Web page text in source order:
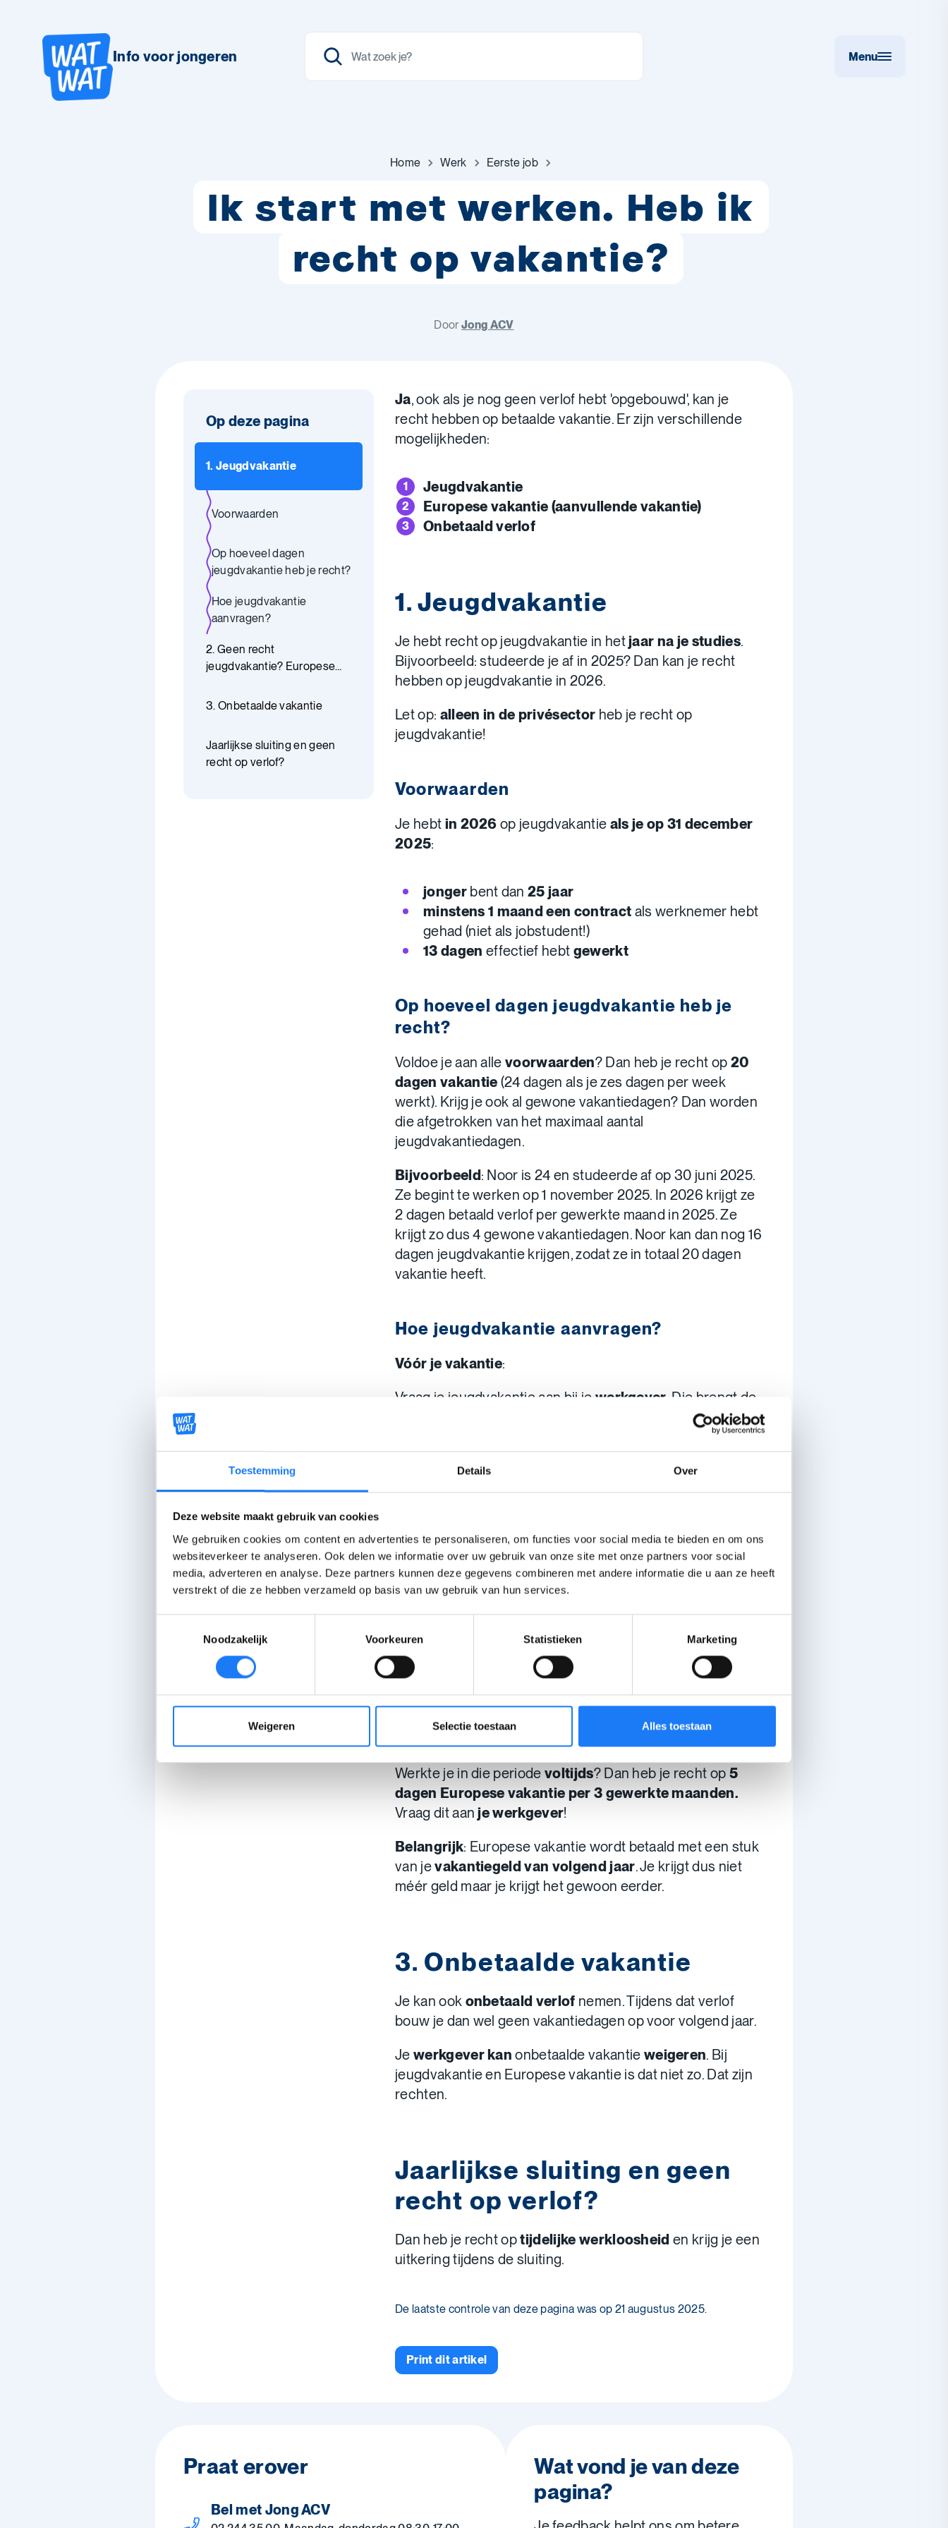
Toestemming Details Over
Deze website maakt gebruik van cookies
We gebruiken cookies om content en advertenties te personaliseren, om functies voor social media te bieden en om ons
websiteverkeer te analyseren. Ook delen we informatie over uw gebruik van onze site met onze partners voor social
media, adverteren en analyse. Deze partners kunnen deze gegevens combineren met andere informatie die u aan ze heeft
verstrekt of die ze hebben verzameld op basis van uw gebruik van hun services.
Noodzakelijk
Voorkeuren Statistieken Marketing
Weigeren Selectie toestaan Alles toestaan
Info voor jongeren Menu
Home Werk Eerste job
Ik start met werken. Heb ik
recht op vakantie?
DoorJong ACV
Op deze pagina
1. Jeugdvakantie
Voorwaarden
Op hoeveel dagen
jeugdvakantie heb je recht?
Hoe jeugdvakantie
aanvragen?
2. Geen recht
jeugdvakantie? Europese
3. Onbetaalde vakantie
Jaarlijkse sluiting en geen
recht op verlof?
Ja, ook als je nog geen verlof hebt 'opgebouwd', kan je
recht hebben op betaalde vakantie. Er zijn verschillende
mogelijkheden:
Jeugdvakantie
Europese vakantie (aanvullende vakantie)
Onbetaald verlof
1. Jeugdvakantie
Je hebt recht op jeugdvakantie in hetjaar na je studies.
Bijvoorbeeld: studeerde je af in 2025? Dan kan je recht
hebben op jeugdvakantie in 2026.
Let op: alleen in de privésector heb je recht op
jeugdvakantie!
Voorwaarden
Je hebt in 2026op jeugdvakantie als je op 31 december
2025:
jongerbent dan25 jaar
minstens 1 maand een contract als werknemer hebt
gehad (niet als jobstudent!)
13 dagen effectief hebt gewerkt
Op hoeveel dagen jeugdvakantie heb je
recht?
Voldoe je aan allevoorwaarden? Dan heb je recht op 20
dagen vakantie (24 dagen als je zes dagen per week
werkt). Krijg je ook al gewone vakantiedagen? Dan worden
die afgetrokken van het maximaal aantal
jeugdvakantiedagen.
Bijvoorbeeld: Noor is 24 en studeerde af op 30 juni 2025.
Ze begint te werken op 1 november 2025. In 2026 krijgt ze
2 dagen betaald verlof per gewerkte maand in 2025. Ze
krijgt zo dus 4 gewone vakantiedagen. Noor kan dan nog 16
dagen jeugdvakantie krijgen, zodat ze in totaal 20 dagen
vakantie heeft.
Hoe jeugdvakantie aanvragen?
Vóór je vakantie:
Vraag je jeugdvakantie aan bij je werkgever . Die brengt de
Na je vakantie:
kunnen je ook helpen om het aanvraagformulier in te vullen.
2. Geen recht
jeugdvakantie? Europese
vakantie!
Ben je dit jaar langer dan 3 maanden in dienst? Dan heb je
Werkte je in die periode voltijds? Dan heb je recht op 5
dagen Europese vakantie per 3 gewerkte maanden.
Vraag dit aanje werkgever!
Belangrijk: Europese vakantie wordt betaald met een stuk
van jevakantiegeld van volgend jaar. Je krijgt dus niet
méér geld maar je krijgt het gewoon eerder.
3. Onbetaalde vakantie
Je kan ook onbetaald verlof nemen. Tijdens dat verlof
bouw je dan wel geen vakantiedagen op voor volgend jaar.
Je werkgever kan onbetaalde vakantie weigeren. Bij
jeugdvakantie en Europese vakantie is dat niet zo. Dat zijn
rechten.
Jaarlijkse sluiting en geen
recht op verlof?
Dan heb je recht optijdelijke werkloosheid en krijg je een
uitkering tijdens de sluiting.
De laatste controle van deze pagina was op 21 augustus 2025.
Print dit artikel
Praat erover
Bel met Jong ACV
Wat vond je van deze
pagina?